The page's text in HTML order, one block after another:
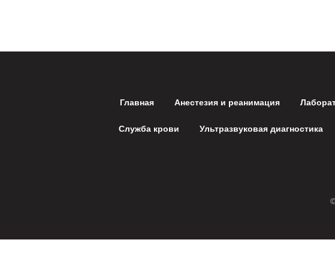
Главная Анестезия и реанимация
Служба крови Ультразвуковая диагностика